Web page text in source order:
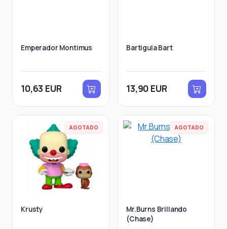
Emperador Montimus
10,63 EUR
Bartigula Bart
13,90 EUR
AGOTADO
Krusty
AGOTADO
Mr.Burns Brillando
(Chase)